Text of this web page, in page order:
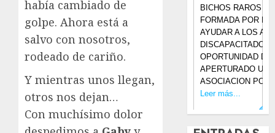
había cambiado de
golpe. Ahora está a
salvo con nosotros,
rodeado de cariño.
Y mientras unos llegan,
otros nos dejan…
Con muchísimo dolor